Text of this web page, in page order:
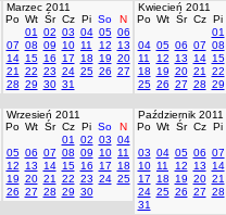
Marzec 2011
Po Wt Śr Cz Pi So
N
01
02 03 04 05 06
07 08 09 10 11 12
13
14 15 16 17 18 19 20
21
22 23 24 25 26 27
28 29 30 31
Kwiecień 2011
Po Wt Śr Cz Pi
01
04 05 06 07 08
11
12 13 14 15
18
19 20 21 22
25 26 27 28 29
Wrzesień 2011
Po Wt Śr Cz Pi So
N
01
02 03 04
05 06 07 08 09 10 11
12
13 14 15 16 17
18
19 20 21 22 23 24 25
26 27 28 29 30
Październik 2011
Po Wt Śr Cz Pi
03 04 05 06 07
10 11 12 13 14
17
18 19 20 21
24 25 26 27 28
31